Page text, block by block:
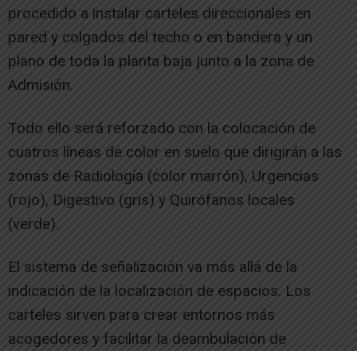
procedido a instalar carteles direccionales en
pared y colgados del techo o en bandera y un
plano de toda la planta baja junto a la zona de
Admisión.
Todo ello será reforzado con la colocación de
cuatros líneas de color en suelo que dirigirán a las
zonas de Radiología (color marrón), Urgencias
(rojo), Digestivo (gris) y Quirófanos locales
(verde).
El sistema de señalización va más allá de la
indicación de la localización de espacios. Los
carteles sirven para crear entornos más
acogedores y facilitar la deambulación de